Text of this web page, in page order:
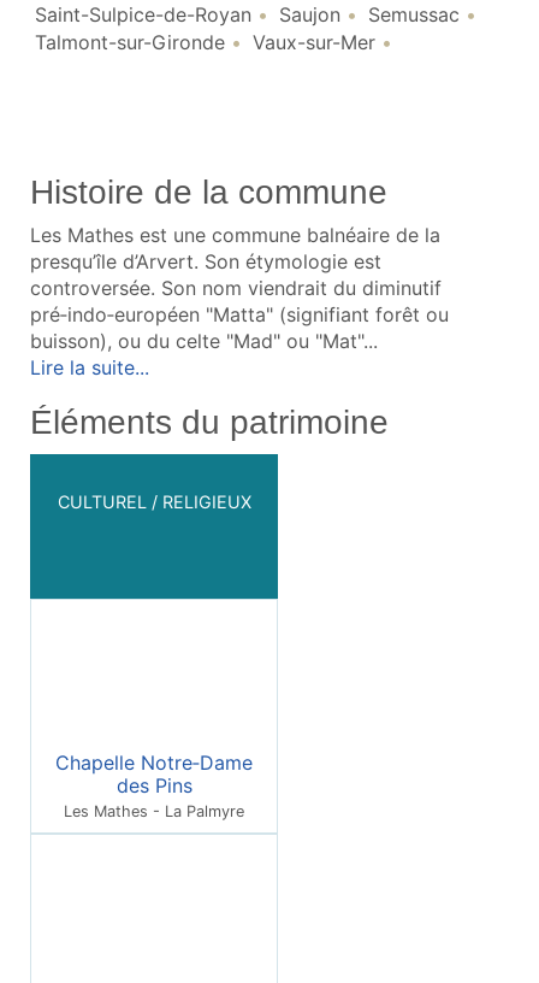
Saint-Sulpice-de-Royan
Saujon
Semussac
Talmont-sur-Gironde
Vaux-sur-Mer
Histoire de la commune
Les Mathes est une commune balnéaire de la
presqu’île d’Arvert. Son étymologie est
controversée. Son nom viendrait du diminutif
pré‑indo‑européen "Matta" (signifiant forêt ou
buisson), ou du celte "Mad" ou "Mat"...
Lire la suite...
Éléments du patrimoine
CULTUREL / RELIGIEUX
Chapelle Notre‑Dame
des Pins
Les Mathes - La Palmyre